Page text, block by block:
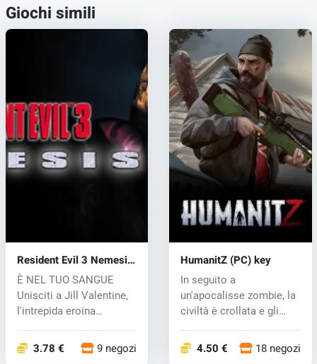
Giochi simili
Resident Evil 3 Nemesis
(1999) (PC) key
È NEL TUO SANGUE
Unisciti a Jill Valentine,
l'intrepida eroina
3.78 € 9 negozi
HumanitZ (PC) key
In seguito a
un'apocalisse zombie, la
civiltà è crollata e gli
4.50 € 18 negozi